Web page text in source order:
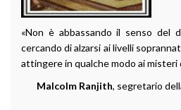
«Non è abbassando il senso del
cercando di alzarsi ai livelli
attingere in qualche modo ai misteri
Malcolm Ranjith, segretario